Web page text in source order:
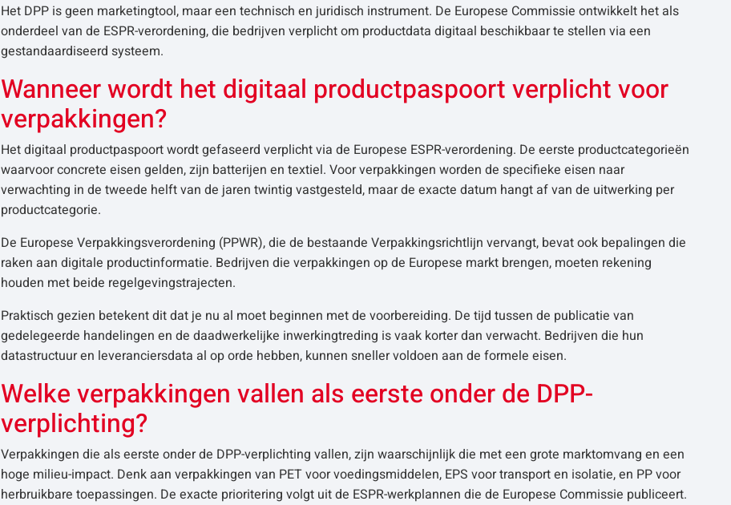
Het DPP is geen marketingtool, maar een technisch en juridisch instrument. De Europese Commissie ontwikkelt het als
onderdeel van de ESPR-verordening, die bedrijven verplicht om productdata digitaal beschikbaar te stellen via een
gestandaardiseerd systeem.
Wanneer wordt het digitaal productpaspoort verplicht voor
verpakkingen?
Het digitaal productpaspoort wordt gefaseerd verplicht via de Europese ESPR-verordening. De eerste productcategorieën
waarvoor concrete eisen gelden, zijn batterijen en textiel. Voor verpakkingen worden de specifieke eisen naar
verwachting in de tweede helft van de jaren twintig vastgesteld, maar de exacte datum hangt af van de uitwerking per
productcategorie.
De Europese Verpakkingsverordening (PPWR), die de bestaande Verpakkingsrichtlijn vervangt, bevat ook bepalingen die
raken aan digitale productinformatie. Bedrijven die verpakkingen op de Europese markt brengen, moeten rekening
houden met beide regelgevingstrajecten.
Praktisch gezien betekent dit dat je nu al moet beginnen met de voorbereiding. De tijd tussen de publicatie van
gedelegeerde handelingen en de daadwerkelijke inwerkingtreding is vaak korter dan verwacht. Bedrijven die hun
datastructuur en leveranciersdata al op orde hebben, kunnen sneller voldoen aan de formele eisen.
Welke verpakkingen vallen als eerste onder de DPP-
verplichting?
Verpakkingen die als eerste onder de DPP-verplichting vallen, zijn waarschijnlijk die met een grote marktomvang en een
hoge milieu-impact. Denk aan verpakkingen van PET voor voedingsmiddelen, EPS voor transport en isolatie, en PP voor
herbruikbare toepassingen. De exacte prioritering volgt uit de ESPR-werkplannen die de Europese Commissie publiceert.